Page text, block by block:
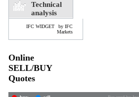
Technical
analysis
IFC WIDGET
by IFC
Markets
Online
SELL/BUY
Quotes